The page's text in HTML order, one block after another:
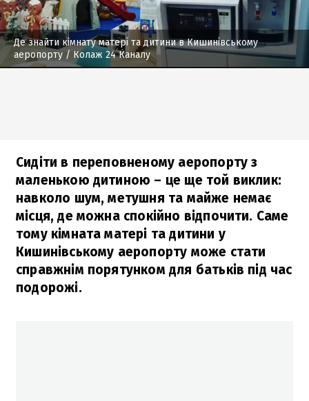
Де знайти кімнату матері та дитини в Кишинівському
аеропорту / Колаж 24 Каналу
Сидіти в переповненому аеропорту з
маленькою дитиною – це ще той виклик:
навколо шум, метушня та майже немає
місця, де можна спокійно відпочити. Саме
тому кімната матері та дитини у
Кишинівському аеропорту може стати
справжнім порятунком для батьків під час
подорожі.